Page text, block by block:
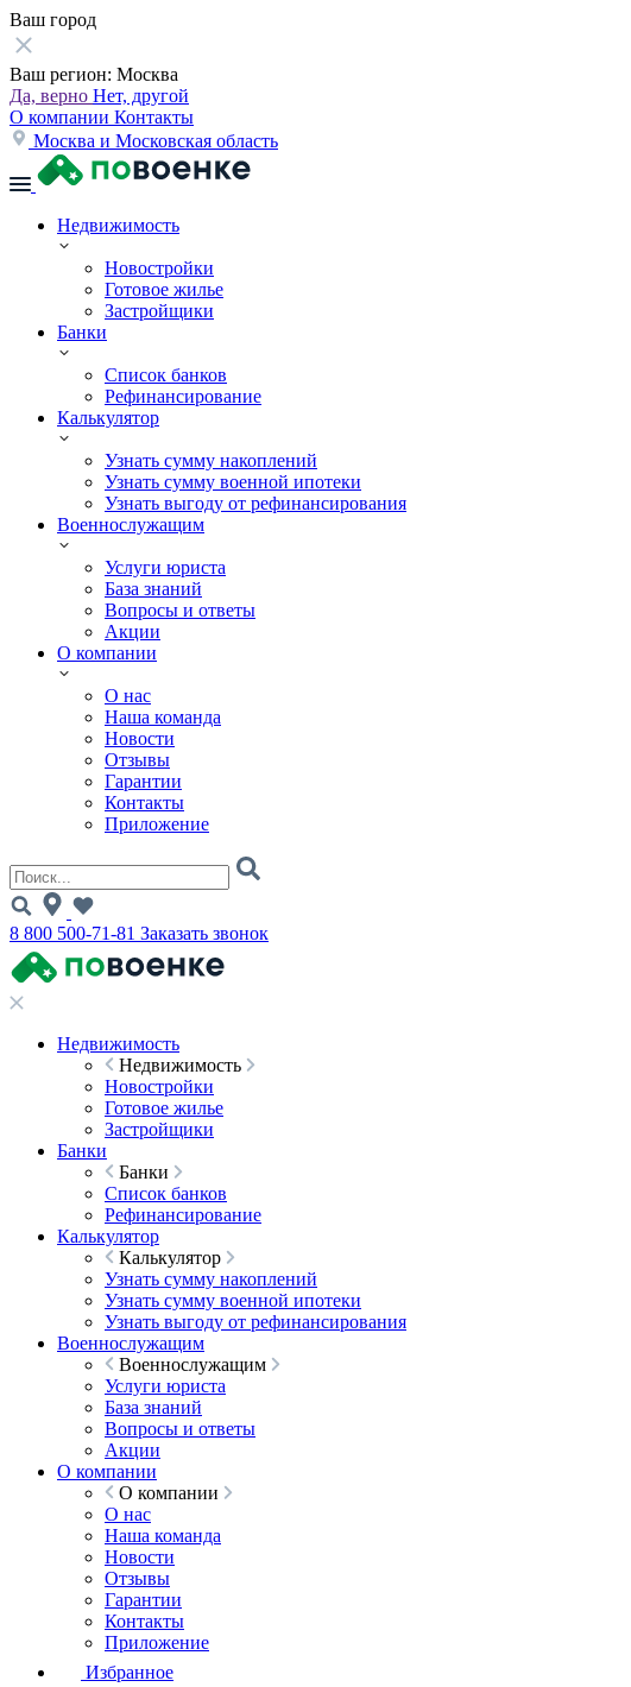
Ваш город
Ваш регион: Москва
Да, верно Нет, другой
О компании Контакты
Москва и Московская область
Недвижимость
Новостройки
Готовое жилье
Застройщики
Банки
Список банков
Рефинансирование
Калькулятор
Узнать сумму накоплений
Узнать сумму военной ипотеки
Узнать выгоду от рефинансирования
Военнослужащим
Услуги юриста
База знаний
Вопросы и ответы
Акции
О компании
О нас
Наша команда
Новости
Отзывы
Гарантии
Контакты
Приложение
8 800 500-71-81 Заказать звонок
Недвижимость
Недвижимость
Новостройки
Готовое жилье
Застройщики
Банки
Банки
Список банков
Рефинансирование
Калькулятор
Калькулятор
Узнать сумму накоплений
Узнать сумму военной ипотеки
Узнать выгоду от рефинансирования
Военнослужащим
Военнослужащим
Услуги юриста
База знаний
Вопросы и ответы
Акции
О компании
О компании
О нас
Наша команда
Новости
Отзывы
Гарантии
Контакты
Приложение
Избранное